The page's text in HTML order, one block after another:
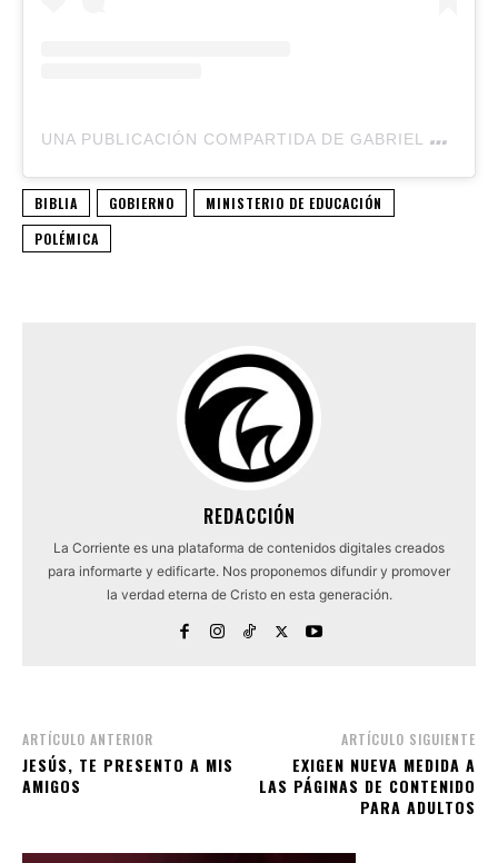
U
NA PUBLICACIÓN COMPARTIDA DE GABRIEL BALLERINI 🇦🇷 (@BALLERINIOK)
BIBLIA GOBIERNO
MINISTERIO DE EDUCACIÓN
POLÉMICA
REDACCIÓN
La Corriente es una plataforma de contenidos digitales creados
para informarte y edificarte. Nos proponemos difundir y promover
la verdad eterna de Cristo en esta generación.
ARTÍCULO ANTERIOR
JESÚS, TE PRESENTO A MIS
AMIGOS
ARTÍCULO SIGUIENTE
EXIGEN NUEVA MEDIDA A
LAS PÁGINAS DE CONTENIDO
PARA ADULTOS